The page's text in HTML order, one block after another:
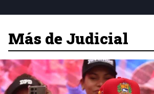
Más de Judicial